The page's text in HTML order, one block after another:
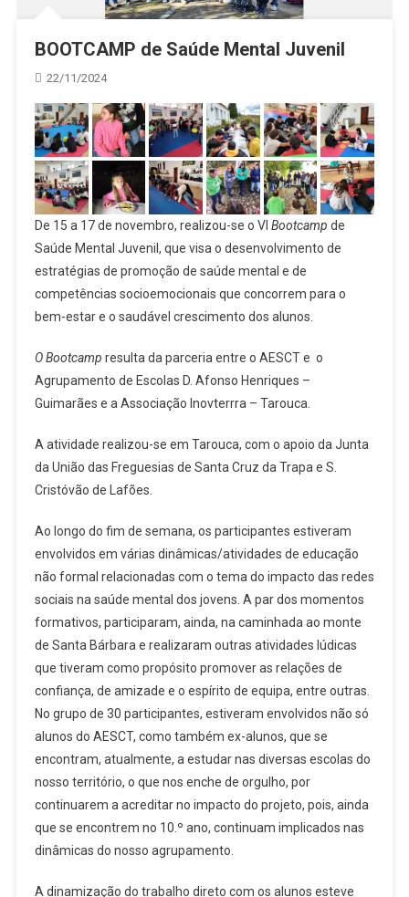
BOOTCAMP de Saúde Mental Juvenil
22/11/2024
De 15 a 17 de novembro, realizou-se o VI Bootcamp de
Saúde Mental Juvenil, que visa o desenvolvimento de
estratégias de promoção de saúde mental e de
competências socioemocionais que concorrem para o
bem-estar e o saudável crescimento dos alunos.
O Bootcamp resulta da parceria entre o AESCT e o
Agrupamento de Escolas D. Afonso Henriques –
Guimarães e a Associação Inovterrra – Tarouca.
A atividade realizou-se em Tarouca, com o apoio da Junta
da União das Freguesias de Santa Cruz da Trapa e S.
Cristóvão de Lafões.
Ao longo do fim de semana, os participantes estiveram
envolvidos em várias dinâmicas/atividades de educação
não formal relacionadas com o tema do impacto das redes
sociais na saúde mental dos jovens. A par dos momentos
formativos, participaram, ainda, na caminhada ao monte
de Santa Bárbara e realizaram outras atividades lúdicas
que tiveram como propósito promover as relações de
confiança, de amizade e o espírito de equipa, entre outras.
No grupo de 30 participantes, estiveram envolvidos não só
alunos do AESCT, como também ex-alunos, que se
encontram, atualmente, a estudar nas diversas escolas do
nosso território, o que nos enche de orgulho, por
continuarem a acreditar no impacto do projeto, pois, ainda
que se encontrem no 10.º ano, continuam implicados nas
dinâmicas do nosso agrupamento.
A dinamização do trabalho direto com os alunos esteve